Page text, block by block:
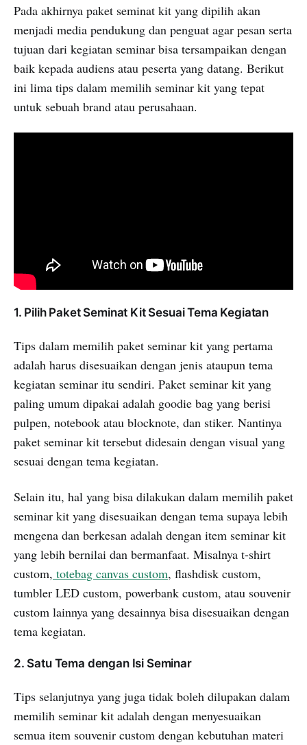
Pada akhirnya paket seminat kit yang dipilih akan
menjadi media pendukung dan penguat agar pesan serta
tujuan dari kegiatan seminar bisa tersampaikan dengan
baik kepada audiens atau peserta yang datang. Berikut
ini lima tips dalam memilih seminar kit yang tepat
untuk sebuah brand atau perusahaan.
1. Pilih Paket Seminat Kit Sesuai Tema Kegiatan
Tips dalam memilih paket seminar kit yang pertama
adalah harus disesuaikan dengan jenis ataupun tema
kegiatan seminar itu sendiri. Paket seminar kit yang
paling umum dipakai adalah goodie bag yang berisi
pulpen, notebook atau blocknote, dan stiker. Nantinya
paket seminar kit tersebut didesain dengan visual yang
sesuai dengan tema kegiatan.
Selain itu, hal yang bisa dilakukan dalam memilih paket
seminar kit yang disesuaikan dengan tema supaya lebih
mengena dan berkesan adalah dengan item seminar kit
yang lebih bernilai dan bermanfaat. Misalnya t-shirt
custom, totebag canvas custom, flashdisk custom,
tumbler LED custom, powerbank custom, atau souvenir
custom lainnya yang desainnya bisa disesuaikan dengan
tema kegiatan.
2. Satu Tema dengan Isi Seminar
Tips selanjutnya yang juga tidak boleh dilupakan dalam
memilih seminar kit adalah dengan menyesuaikan
semua item souvenir custom dengan kebutuhan materi